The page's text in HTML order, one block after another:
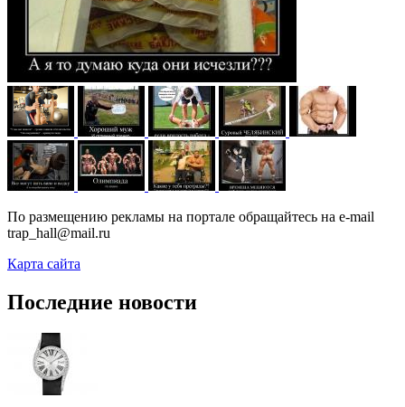
По размещению рекламы на портале обращайтесь на e-mail
trap_hall@mail.ru
Карта сайта
Последние новости